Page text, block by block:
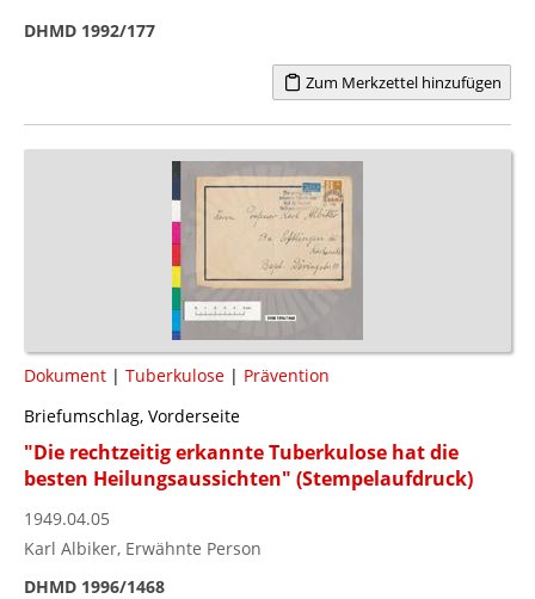
DHMD 1992/177
Zum Merkzettel hinzufügen
Dokument | Tuberkulose | Prävention
Briefumschlag, Vorderseite
"Die rechtzeitig erkannte Tuberkulose hat die
besten Heilungsaussichten" (Stempelaufdruck)
1949.04.05
Karl Albiker, Erwähnte Person
DHMD 1996/1468